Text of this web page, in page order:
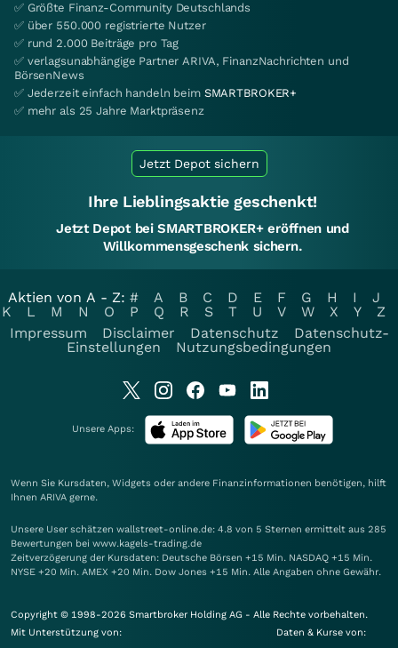
✅ Größte Finanz-Community Deutschlands
✅ über 550.000 registrierte Nutzer
✅ rund 2.000 Beiträge pro Tag
✅ verlagsunabhängige Partner ARIVA, FinanzNachrichten und
BörsenNews
✅ Jederzeit einfach handeln beim SMARTBROKER+
✅ mehr als 25 Jahre Marktpräsenz
Jetzt Depot sichern
Ihre Lieblingsaktie geschenkt!
Jetzt Depot bei SMARTBROKER+ eröffnen und
Willkommensgeschenk sichern.
Aktien von A - Z: # A B C D E F G H I
J
K
L M N O P Q R S T U V W X Y
Z
Impressum
Disclaimer Datenschutz
Datenschutz-
Einstellungen
Nutzungsbedingungen
Unsere Apps:
Wenn Sie Kursdaten, Widgets oder andere Finanzinformationen benötigen, hilft
Ihnen ARIVA gerne.
Unsere User schätzen wallstreet-online.de: 4.8 von 5 Sternen ermittelt aus 285
Bewertungen bei www.kagels-trading.de
Zeitverzögerung der Kursdaten: Deutsche Börsen +15 Min. NASDAQ +15 Min.
NYSE +20 Min. AMEX +20 Min. Dow Jones +15 Min. Alle Angaben ohne Gewähr.
Copyright © 1998-2026 Smartbroker Holding AG - Alle Rechte vorbehalten.
Mit Unterstützung von:
Daten & Kurse von: